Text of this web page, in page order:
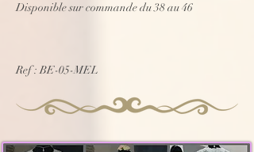
Disponible sur commande du 38 au 46
Ref : BE-05-MEL